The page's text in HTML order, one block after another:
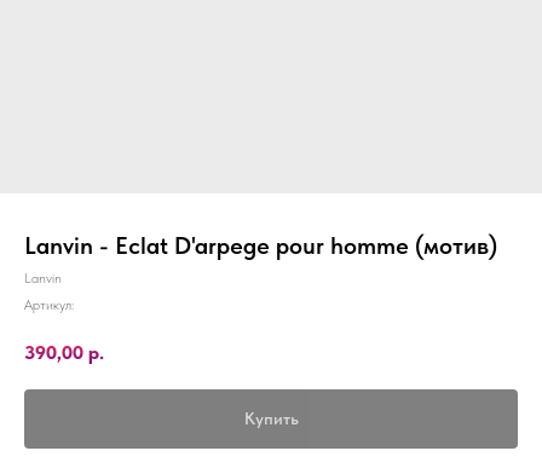
Lanvin - Eclat D'arpege pour homme (мотив)
Lanvin
Артикул:
390,00 р.
Купить